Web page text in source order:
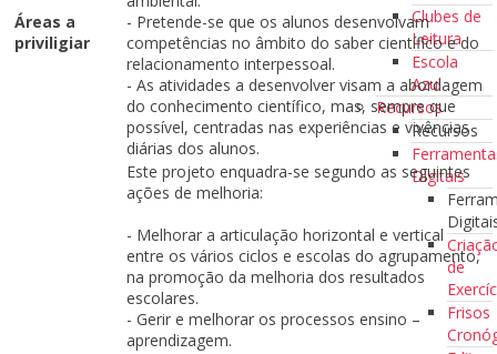
Clubes de
Leitura
Escola
Azul
Recursos
Recursos
Digitais
de
Frisos
Áreas a
priviligiar
- Pretende-se que os alunos desenvolvam
competências no âmbito do saber científico e do
relacionamento interpessoal.
- As atividades a desenvolver visam a abordagem
do conhecimento científico, mas, sempre que
possível, centradas nas experiências e vivências
diárias dos alunos.
Este projeto enquadra-se segundo as seguintes
ações de melhoria:
- Melhorar a articulação horizontal e vertical
entre os vários ciclos e escolas do agrupamento,
na promoção da melhoria dos resultados
escolares.
- Gerir e melhorar os processos ensino –
aprendizagem.